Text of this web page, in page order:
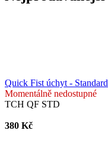
Quick Fist úchyt - Standard
Momentálně nedostupné
TCH QF STD
380 Kč